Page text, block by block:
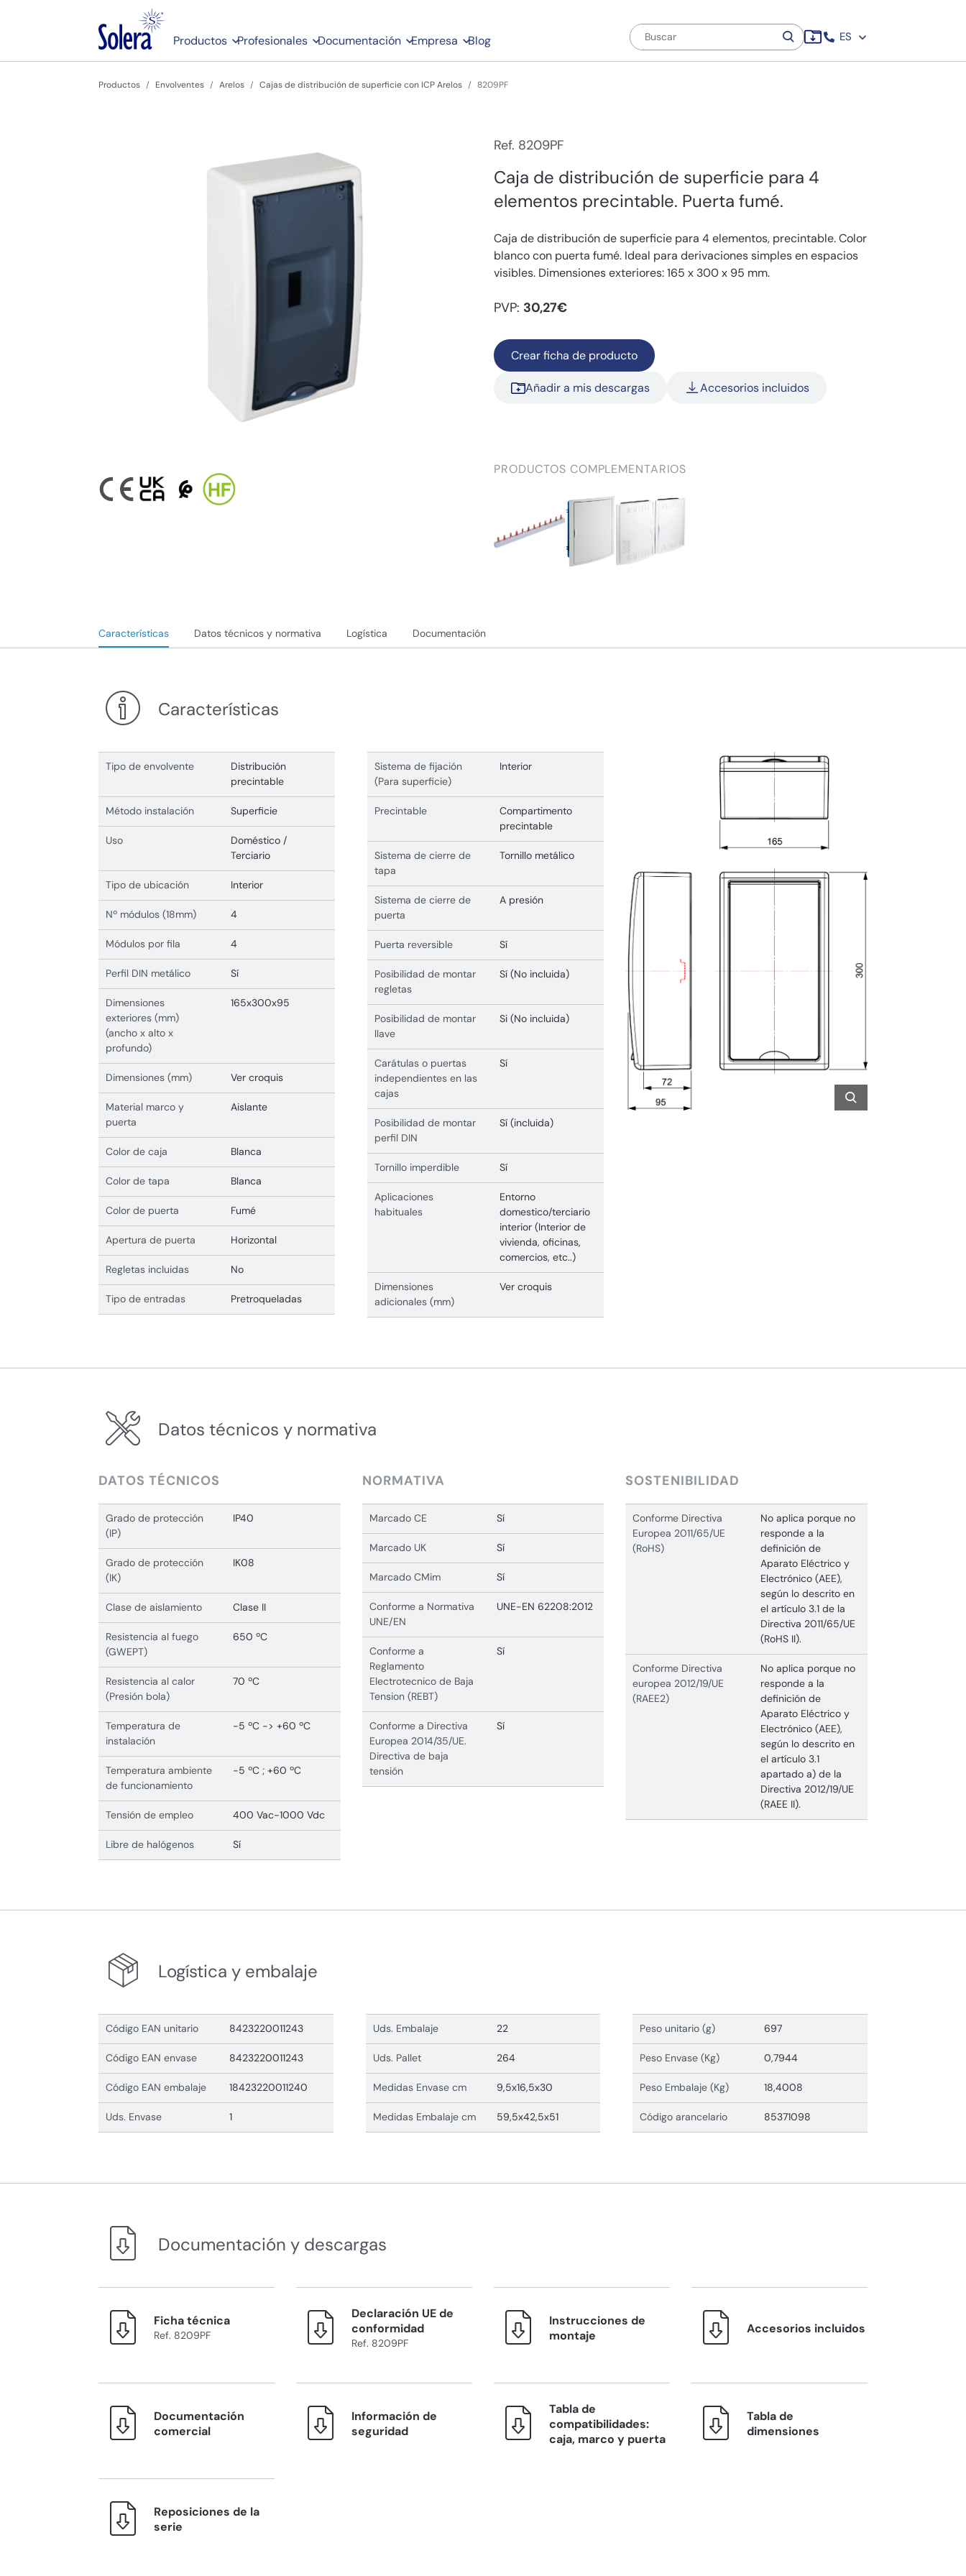
Productos Profesionales Documentación Empresa Blog ES
Productos Envolventes Arelos Cajas de distribución de superficie con ICP Arelos 8209PF
Ref. 8209PF
Caja de distribución de superficie para 4
elementos precintable. Puerta fumé.
Caja de distribución de superficie para 4 elementos, precintable. Color
blanco con puerta fumé. Ideal para derivaciones simples en espacios
visibles. Dimensiones exteriores: 165 x 300 x 95 mm.
PVP: 30,27€
Crear ficha de producto
Añadir a mis descargas Accesorios incluidos
PRODUCTOS COMPLEMENTARIOS
Características Datos técnicos y normativa Logística Documentación
Características
Tipo de envolvente
Distribución
precintable
Método instalación Superficie
Uso
Doméstico /
Terciario
Tipo de ubicación Interior
Nº módulos (18mm) 4
Módulos por fila 4
Perfil DIN metálico Sí
Dimensiones
exteriores (mm)
(ancho x alto x
profundo)
165x300x95
Dimensiones (mm) Ver croquis
Material marco y
puerta
Aislante
Color de caja Blanca
Color de tapa Blanca
Color de puerta Fumé
Apertura de puerta Horizontal
Regletas incluidas No
Tipo de entradas Pretroqueladas
Sistema de fijación
(Para superficie)
Interior
Precintable
Compartimento
precintable
Sistema de cierre de
tapa
Tornillo metálico
Sistema de cierre de
puerta
A presión
Puerta reversible Sí
Posibilidad de montar
regletas
Sí (No incluida)
Posibilidad de montar
llave
Si (No incluida)
Carátulas o puertas
independientes en las
cajas
Sí
Posibilidad de montar
perfil DIN
Sí (incluida)
Tornillo imperdible Sí
Aplicaciones
habituales
Entorno
domestico/terciario
interior (Interior de
vivienda, oficinas,
comercios, etc..)
Dimensiones
adicionales (mm)
Ver croquis
Datos técnicos y normativa
DATOS TÉCNICOS
Grado de protección
(IP)
IP40
Grado de protección
(IK)
IK08
Clase de aislamiento Clase II
Resistencia al fuego
(GWEPT)
650 ºC
Resistencia al calor
(Presión bola)
70 ºC
Temperatura de
instalación
-5 ºC -> +60 ºC
Temperatura ambiente
de funcionamiento
-5 ºC ; +60 ºC
Tensión de empleo 400 Vac-1000 Vdc
Libre de halógenos Sí
NORMATIVA
Marcado CE Sí
Marcado UK Sí
Marcado CMim Sí
Conforme a Normativa
UNE/EN
UNE-EN 62208:2012
Conforme a
Reglamento
Electrotecnico de Baja
Tension (REBT)
Sí
Conforme a Directiva
Europea 2014/35/UE.
Directiva de baja
tensión
Sí
SOSTENIBILIDAD
Conforme Directiva
Europea 2011/65/UE
(RoHS)
No aplica porque no
responde a la
definición de
Aparato Eléctrico y
Electrónico (AEE),
según lo descrito en
el artículo 3.1 de la
Directiva 2011/65/UE
(RoHS II).
Conforme Directiva
europea 2012/19/UE
(RAEE2)
No aplica porque no
responde a la
definición de
Aparato Eléctrico y
Electrónico (AEE),
según lo descrito en
el artículo 3.1
apartado a) de la
Directiva 2012/19/UE
(RAEE II).
Logística y embalaje
Código EAN unitario 8423220011243
Código EAN envase 8423220011243
Código EAN embalaje 18423220011240
Uds. Envase 1
Uds. Embalaje 22
Uds. Pallet 264
Medidas Envase cm 9,5x16,5x30
Medidas Embalaje cm 59,5x42,5x51
Peso unitario (g) 697
Peso Envase (Kg) 0,7944
Peso Embalaje (Kg) 18,4008
Código arancelario 85371098
Documentación y descargas
Ficha técnica
Ref. 8209PF
Declaración UE de
conformidad
Ref. 8209PF
Instrucciones de
montaje
Accesorios incluidos
Documentación
comercial
Información de
seguridad
Tabla de
compatibilidades:
caja, marco y puerta
Tabla de
dimensiones
Reposiciones de la
serie